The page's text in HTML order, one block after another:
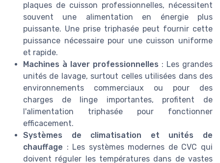
plaques de cuisson professionnelles, nécessitent
souvent une alimentation en énergie plus
puissante. Une prise triphasée peut fournir cette
puissance nécessaire pour une cuisson uniforme
et rapide.
Machines à laver professionnelles : Les grandes
unités de lavage, surtout celles utilisées dans des
environnements commerciaux ou pour des
charges de linge importantes, profitent de
l'alimentation triphasée pour fonctionner
efficacement.
Systèmes de climatisation et unités de
chauffage : Les systèmes modernes de CVC qui
doivent réguler les températures dans de vastes